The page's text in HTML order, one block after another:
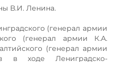
В.И. Ленина.
(генерал армии
(генерал армии К.А.
(генерал армии
в ходе Лениградско-